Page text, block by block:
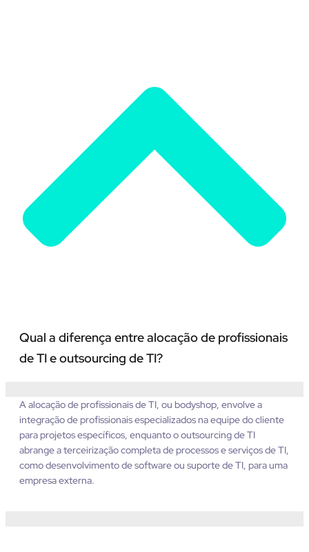
Qual a diferença entre alocação de profissionais
de TI e outsourcing de TI?
A alocação de profissionais de TI, ou bodyshop, envolve a
integração de profissionais especializados na equipe do cliente
para projetos específicos, enquanto o outsourcing de TI
abrange a terceirização completa de processos e serviços de TI,
como desenvolvimento de software ou suporte de TI, para uma
empresa externa.